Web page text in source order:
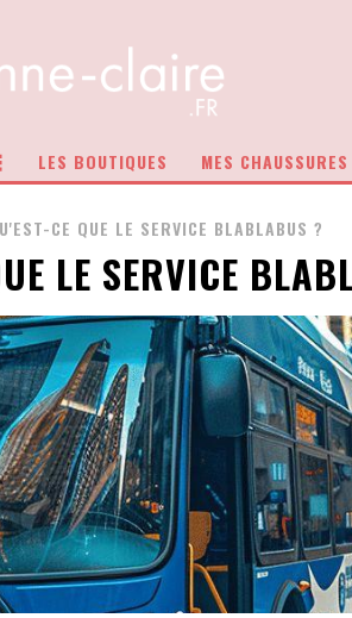
LES BOUTIQUES MES CHAUSSURES
CE QUE LE SERVICE BLABLABUS ?
LE SERVICE